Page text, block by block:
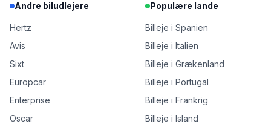
Andre biludlejere
Hertz
Avis
Sixt
Europcar
Enterprise
Oscar
Populære lande
Billeje i Spanien
Billeje i Italien
Billeje i Grækenland
Billeje i Portugal
Billeje i Frankrig
Billeje i Island